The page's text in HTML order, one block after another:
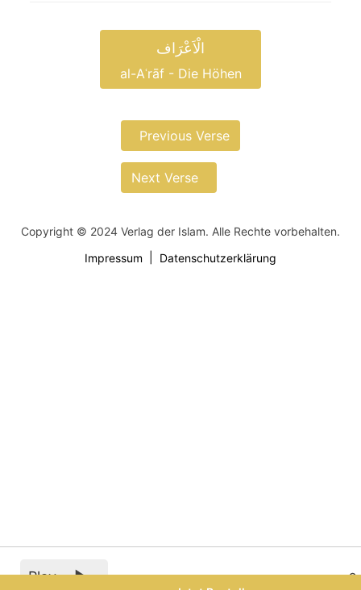
الْاَعْرَاف
al-Aʿrāf - Die Höhen
Previous Verse
Next Verse
Play
Copyright © 2024 Verlag der Islam. Alle Rechte vorbehalten.
Impressum
Datenschutzerklärung